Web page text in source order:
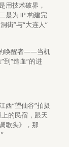
用技术破界，
是为 IP 构建完
街”与“大连人”
唤醒者——当机
到“造血”的进
西“望仙谷”拍摄
的民宿，跟天
歌头》，那